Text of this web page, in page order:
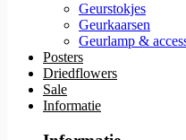
Geurstokjes
Geurkaarsen
Geurlamp &
Posters
Driedflowers
Sale
Informatie